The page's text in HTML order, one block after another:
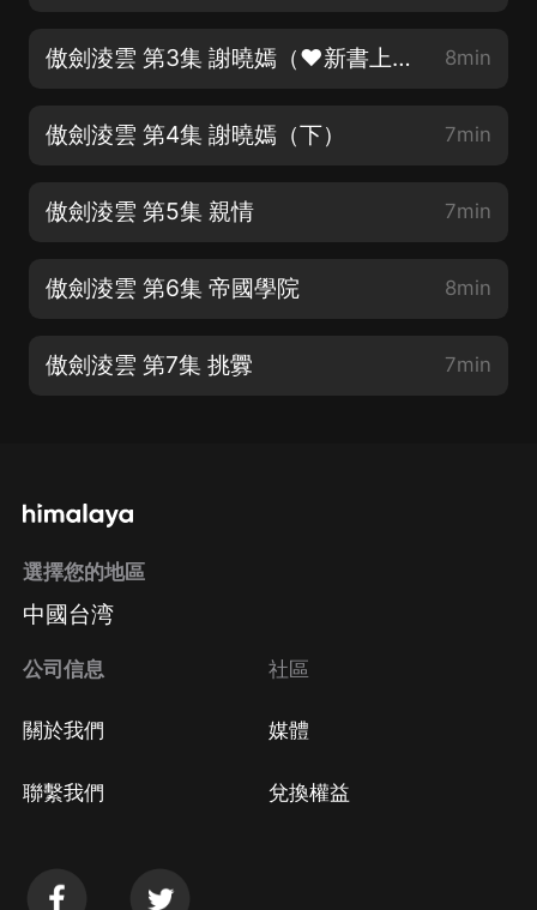
傲劍淩雲 第3集 謝曉嫣（❤新書上架❤跪求好評❤） 8min
傲劍淩雲 第4集 謝曉嫣（下） 7min
傲劍淩雲 第5集 親情 7min
傲劍淩雲 第6集 帝國學院 8min
傲劍淩雲 第7集 挑釁 7min
選擇您的地區
中國台湾
公司信息
關於我們
聯繫我們
社區
媒體
兌換權益